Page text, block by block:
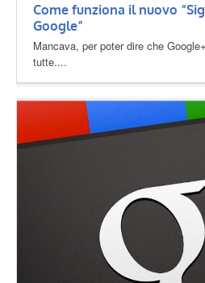
Come funziona il nuovo
Google”
Mancava, per poter dire che
tutte....